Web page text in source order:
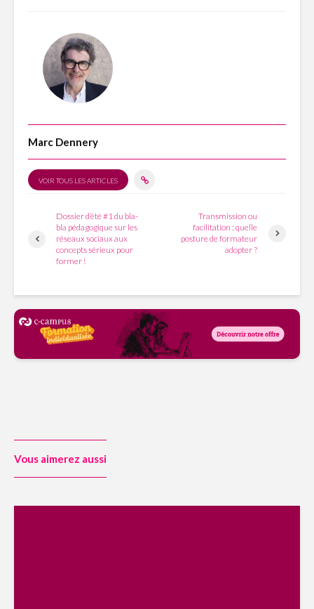
Marc Dennery
VOIR TOUS LES ARTICLES
Dossier d’été #1 du bla-
bla pédagogique sur les
réseaux sociaux aux
concepts sérieux pour
former !
Transmission ou
facilitation : quelle
posture de formateur
adopter ?
Vous aimerez aussi